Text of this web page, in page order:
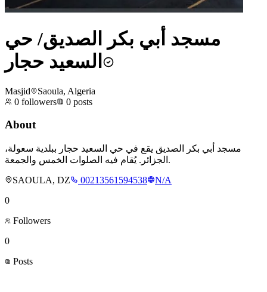
مسجد أبي بكر الصديق/ حي
السعيد حجار
Masjid
Saoula, Algeria
0 followers 0 posts
About
مسجد أبي بكر الصديق يقع في حي السعيد حجار ببلدية سعولة،
الجزائر. يُقام فيه الصلوات الخمس والجمعة.
SAOULA, DZ
00213561594538
N/A
0
Followers
0
Posts